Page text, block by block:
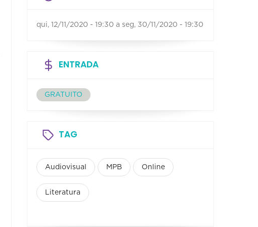
qui, 12/11/2020 - 19:30 a seg, 30/11/2020 - 19:30
ENTRADA
GRATUITO
TAG
Audiovisual MPB Online
Literatura